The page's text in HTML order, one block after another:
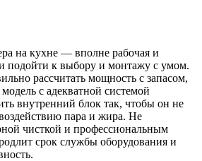
на кухне — вполне рабочая и
подойти к выбору и монтажу с умом.
рассчитать мощность с запасом,
с адекватной системой
внутренний блок так, чтобы он не
пара и жира. Не
чисткой и профессиональным
срок службы оборудования и